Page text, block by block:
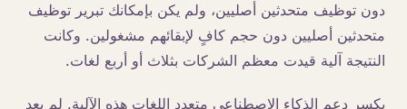
دون توظيف متحدثين أصليين، ولم يكن بإمكانك تبرير توظيف
متحدثين أصليين دون حجم كافٍ لإبقائهم مشغولين. وكانت
النتيجة آلية قيدت معظم الشركات بثلاث أو أربع لغات.
يكسر دعم الذكاء الاصطناعي متعدد اللغات هذه الآلية. لم يعد